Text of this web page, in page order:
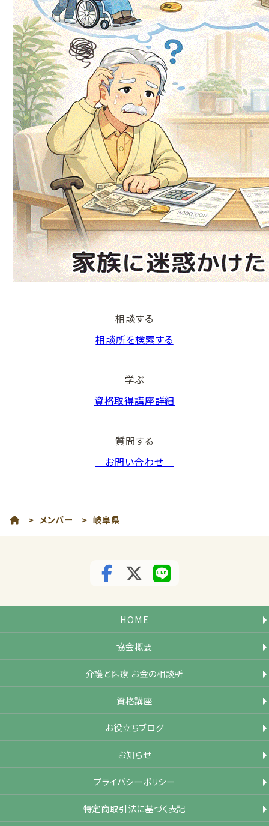
相談する
相談所を検索する
学ぶ
資格取得講座詳細
質問する
お問い合わせ
> メンバー > 岐阜県
HOME
協会概要
介護と医療 お金の相談所
資格講座
お役立ちブログ
お知らせ
プライバシーポリシー
特定商取引法に基づく表記